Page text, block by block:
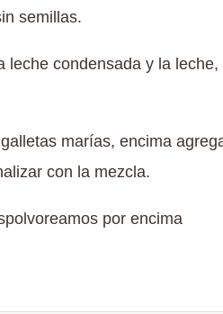
semillas.
condensada y la
marías, encima
con la mezcla.
por encima